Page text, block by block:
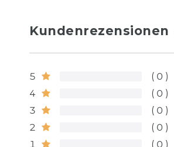
Kundenrezensionen
5
0
4
0
3
0
2
0
1
0